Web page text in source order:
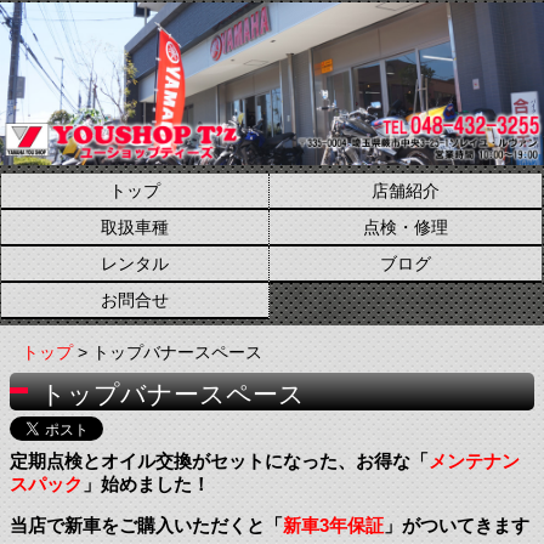
トップ
店舗紹介
取扱車種
点検・修理
レンタル
ブログ
お問合せ
トップ> トップバナースペース
トップバナースペース
定期点検とオイル交換がセットになった、お得な「メンテナン
スパック」始めました！
当店で新車をご購入いただくと「新車3年保証」がついてきます